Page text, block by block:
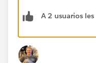
A 2 usuarios